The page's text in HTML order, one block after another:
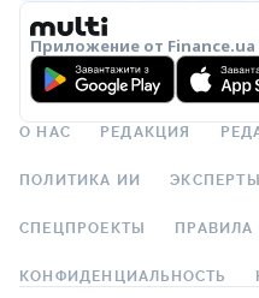
Приложение от Finance.ua
О НАС РЕДАКЦИЯ
ПОЛИТИКА ИИ ЭКСПЕРТЫ
СПЕЦПРОЕКТЫ ПРАВИЛА
КОНФИДЕНЦИАЛЬНОСТЬ